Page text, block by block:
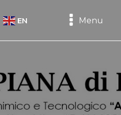
EN Menu